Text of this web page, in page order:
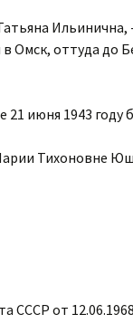
Омск, оттуда до
21 июня 1943
Тихоновне
СССР от